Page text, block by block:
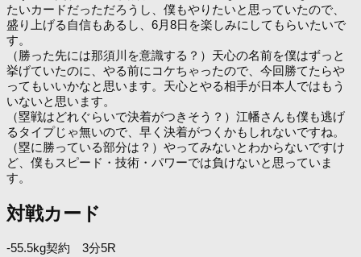
たいカードだっただろうし、僕もやりたいと思っていたので、
盛り上げる自信もあるし、6月8日を楽しみにしてもらいたいで
す。
（勝った先には那須川を意識する？）天心の名前を僕はずっと
挙げていたのに、やる前にコケちゃったので、今回勝てたらや
ってもいいかなと思います。天心とやる相手が日本人ではもう
いないと思います。
（塁戦はどれぐらいで決着がつきそう？）江幡さんも僕も逃げ
るタイプじゃ無いので、早く決着がつくかもしれないですね。
（塁に勝っている部分は？）やってみないとわからないですけ
ど、僕もスピード・技術・パワーでは負けないと思っていま
す。
対戦カード
-55.5kg契約 3分5R